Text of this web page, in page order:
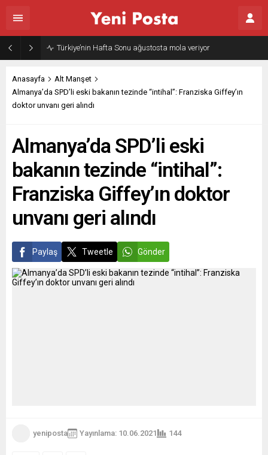
Türkiye’nin Hafta Sonu ağustosta mola veriyor
Anasayfa
Alt Manşet
Almanya’da SPD’li eski bakanın tezinde “intihal”: Franziska Giffey’ın
doktor unvanı geri alındı
Almanya’da SPD’li eski
bakanın tezinde “intihal”:
Franziska Giffey’ın doktor
unvanı geri alındı
Paylaş Tweetle Gönder
yeniposta Yayınlama: 10.06.2021 144